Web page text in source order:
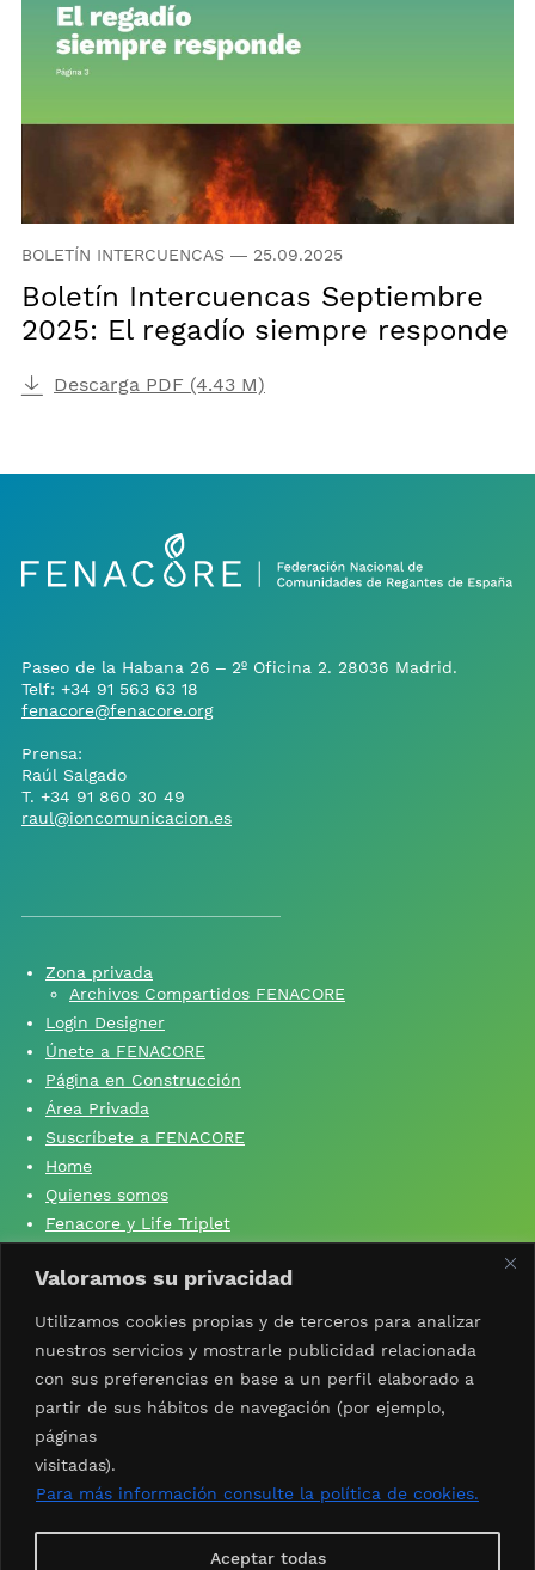
Valoramos su privacidad
Utilizamos cookies propias y de terceros para analizar
nuestros servicios y mostrarle publicidad relacionada
con sus preferencias en base a un perfil elaborado a
partir de sus hábitos de navegación (por ejemplo,
páginas
visitadas).
Para más información consulte la política de cookies.
Aceptar todas
BOLETÍN INTERCUENCAS — 25.09.2025
Boletín Intercuencas Septiembre
2025: El regadío siempre responde
Descarga PDF (4.43 M)
Paseo de la Habana 26 – 2º Oficina 2. 28036 Madrid.
Telf: +34 91 563 63 18
fenacore@fenacore.org
Prensa:
Raúl Salgado
T. +34 91 860 30 49
raul@ioncomunicacion.es
Zona privada
Archivos Compartidos FENACORE
Login Designer
Únete a FENACORE
Página en Construcción
Área Privada
Suscríbete a FENACORE
Home
Quienes somos
Fenacore y Life Triplet
Contacta con nosotros
Síguenos X facebookLinkedinInstagramWhatsappyoutube